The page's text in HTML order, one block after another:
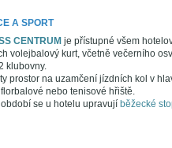
A SPORT
CENTRUM je přístupné všem
volejbalový kurt, včetně večerního
klubovny.
prostor na uzamčení jízdních kol v
nebo tenisové hřiště.
se u hotelu upravují běžecké